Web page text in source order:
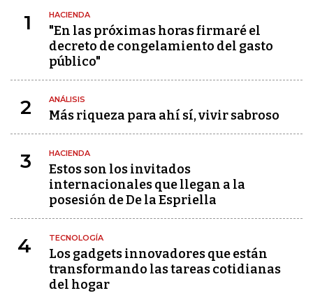
1 HACIENDA
"En las próximas horas firmaré el
decreto de congelamiento del gasto
público"
2 ANÁLISIS
Más riqueza para ahí sí, vivir sabroso
3 HACIENDA
Estos son los invitados
internacionales que llegan a la
posesión de De la Espriella
4 TECNOLOGÍA
Los gadgets innovadores que están
transformando las tareas cotidianas
del hogar